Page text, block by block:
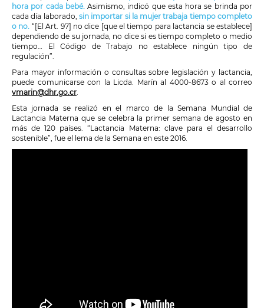
hora por cada bebé.Asimismo, indicó que esta hora se brinda por
cada día laborado, sin importar si la mujer trabaja tiempo completo
o no. “[El Art. 97] no dice [que el tiempo para lactancia se establece]
dependiendo de su jornada, no dice si es tiempo completo o medio
tiempo… El Código de Trabajo no establece ningún tipo de
regulación”.
Para mayor información o consultas sobre legislación y lactancia,
puede comunicarse con la Licda. Marín al 4000-8673 o al correo
vmarin@dhr.go.cr
Esta jornada se realizó en el marco de la Semana Mundial de
Lactancia Materna que se celebra la primer semana de agosto en
más de 120 países. “Lactancia Materna: clave para el desarrollo
sostenible”, fue el lema de la Semana en este 2016.